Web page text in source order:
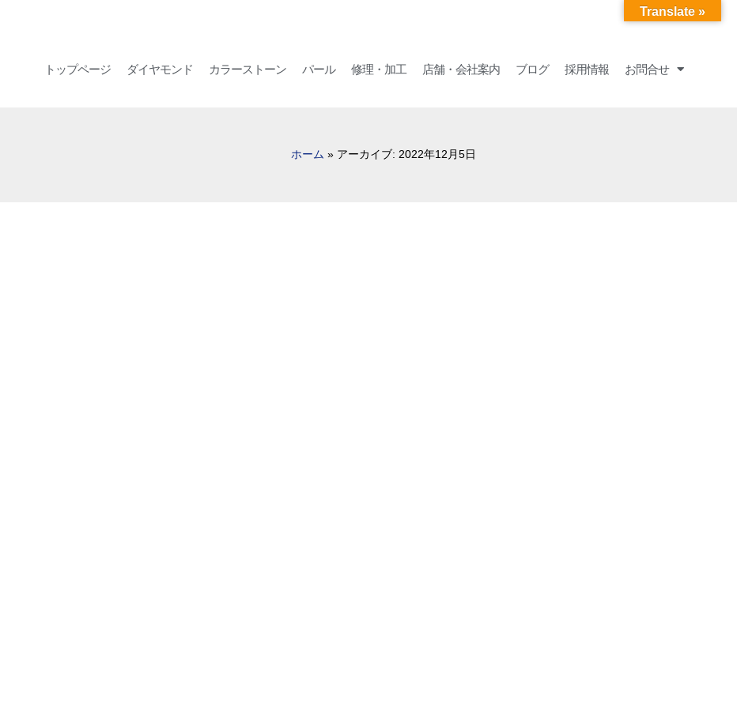
トップページ ダイヤモンド カラーストーン パール 修理・加工 店舗・会社案内 ブログ 採用情報 お問合せ
ホーム » アーカイブ: 2022年12月5日
Translate »